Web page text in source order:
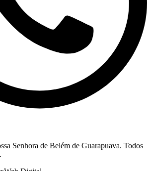
Senhora de Belém de Guarapuava. Todos